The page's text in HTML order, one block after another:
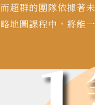
而超群的團隊依據著
地圖課程中，將能